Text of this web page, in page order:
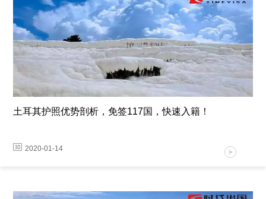
土耳其护照优势剖析，免签117国，快速入籍！
2020-01-14